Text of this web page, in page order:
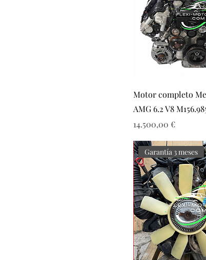
Motor completo
AMG 6.2 V8
Precio
14.500,00 €
Garantía 3 meses